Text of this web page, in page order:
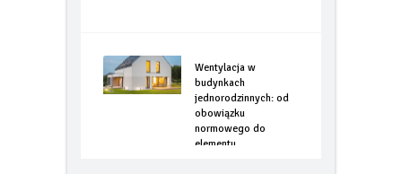
Wentylacja w
budynkach
jednorodzinnych: od
obowiązku
normowego do
elementu